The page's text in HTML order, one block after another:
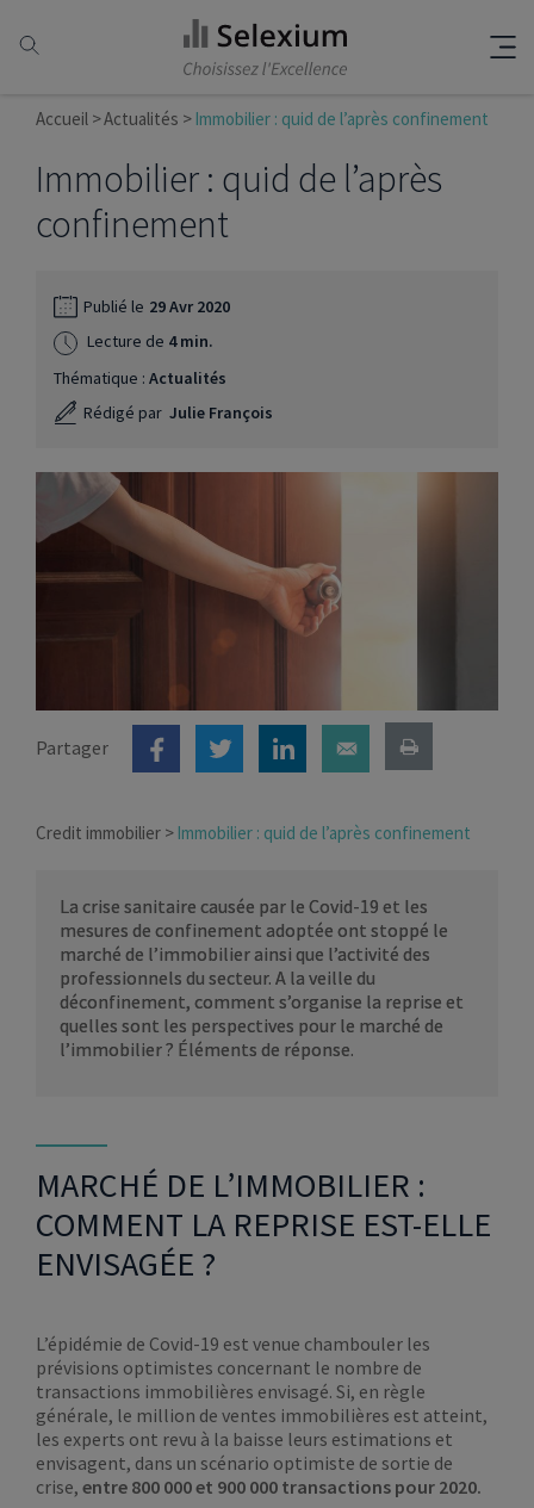
Accueil Actualités Immobilier : quid de l’après confinement
Immobilier : quid de l’après
confinement
Publié le 29 Avr 2020
Lecture de 4 min.
Thématique : Actualités
Rédigé par Julie François
Partager
Credit immobilier Immobilier : quid de l’après confinement
La crise sanitaire causée par le Covid-19 et les
mesures de confinement adoptée ont stoppé le
marché de l’immobilier ainsi que l’activité des
professionnels du secteur. A la veille du
déconfinement, comment s’organise la reprise et
quelles sont les perspectives pour le marché de
l’immobilier ? Éléments de réponse.
MARCHÉ DE L’IMMOBILIER :
COMMENT LA REPRISE EST-ELLE
ENVISAGÉE ?
L’épidémie de Covid-19 est venue chambouler les
prévisions optimistes concernant le nombre de
transactions immobilières envisagé. Si, en règle
générale, le million de ventes immobilières est atteint,
les experts ont revu à la baisse leurs estimations et
envisagent, dans un scénario optimiste de sortie de
crise, entre 800 000 et 900 000 transactions pour 2020.